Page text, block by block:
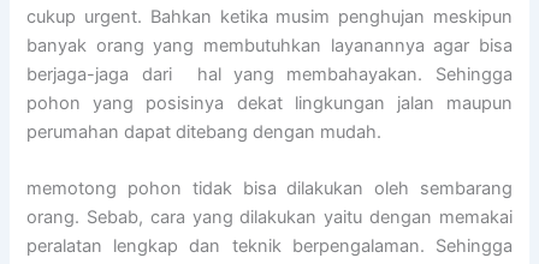
cukup urgent. Bahkan ketika musim penghujan meskipun
banyak orang yang membutuhkan layanannya agar bisa
berjaga-jaga dari hal yang membahayakan. Sehingga
pohon yang posisinya dekat lingkungan jalan maupun
perumahan dapat ditebang dengan mudah.
memotong pohon tidak bisa dilakukan oleh sembarang
orang. Sebab, cara yang dilakukan yaitu dengan memakai
peralatan lengkap dan teknik berpengalaman. Sehingga